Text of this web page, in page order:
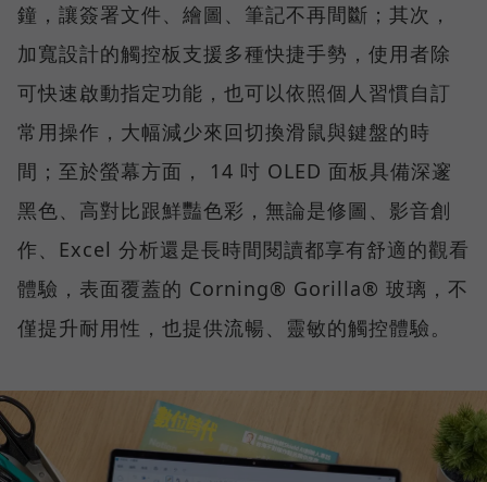
鐘，讓簽署文件、繪圖、筆記不再間斷；其次，
加寬設計的觸控板支援多種快捷手勢，使用者除
可快速啟動指定功能，也可以依照個人習慣自訂
常用操作，大幅減少來回切換滑鼠與鍵盤的時
間；至於螢幕方面， 14 吋 OLED 面板具備深邃
黑色、高對比跟鮮豔色彩，無論是修圖、影音創
作、Excel 分析還是長時間閱讀都享有舒適的觀看
體驗，表面覆蓋的 Corning® Gorilla® 玻璃，不
僅提升耐用性，也提供流暢、靈敏的觸控體驗。